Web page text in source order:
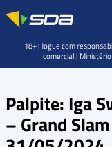
Palpite: Iga
– Grand
18+ | Jogue com
comercial |